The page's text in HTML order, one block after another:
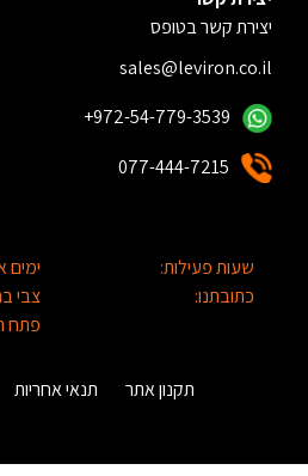
יצירת קשר בטופס
sales@leviron.co.il
+972-54-779-3539
077-444-7215
שעות פעילות:
ימים א'-ה' -
כתובתנו:
פתח
תקנון אתר תנאי אחריות